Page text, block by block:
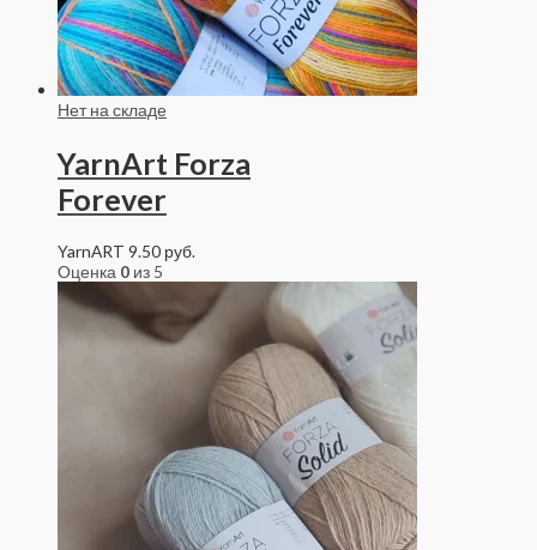
Нет на складе
YarnArt Forza
Forever
YarnART 9.50 руб.
Оценка 0 из 5